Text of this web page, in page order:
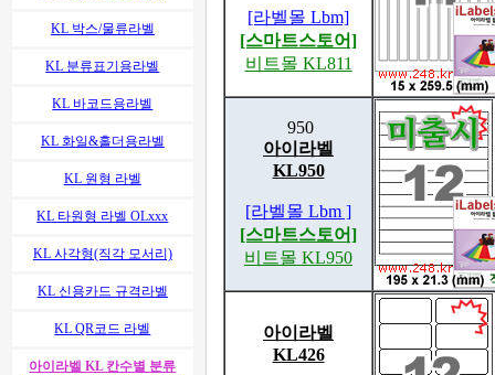
KL 박스/물류라벨
KL 분류표기용라벨
KL 바코드용라벨
KL 화일&홀더용라벨
KL 원형 라벨
KL 타원형 라벨 OLxxx
KL 사각형(직각 모서리)
KL 신용카드 규격라벨
KL QR코드 라벨
아이라벨 KL 칸수별 분류
[라벨몰 Lbm]
[스마트스토어]
비트몰 KL811
950
아이라벨
KL950
[라벨몰 Lbm ]
[스마트스토어]
비트몰 KL950
아이라벨
KL426